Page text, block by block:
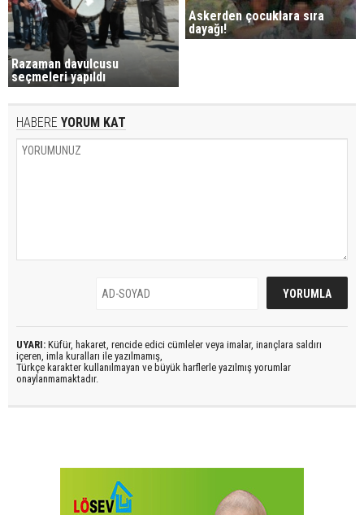
Razaman davulcusu
seçmeleri yapıldı
Askerden çocuklara sıra
dayağı!
HABERE YORUM KAT
UYARI: Küfür, hakaret, rencide edici cümleler veya imalar, inançlara saldırı
içeren, imla kuralları ile yazılmamış,
Türkçe karakter kullanılmayan ve büyük harflerle yazılmış yorumlar
onaylanmamaktadır.